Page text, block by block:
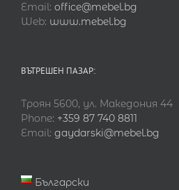
Email: office@mebel.bg
Web: www.mebel.bg
ВЪТРЕШЕН ПАЗАР:
Троян 5600, ул. Македония 44
Phone: +359 87 740 8811
Email: gaydarski@mebel.bg
Български